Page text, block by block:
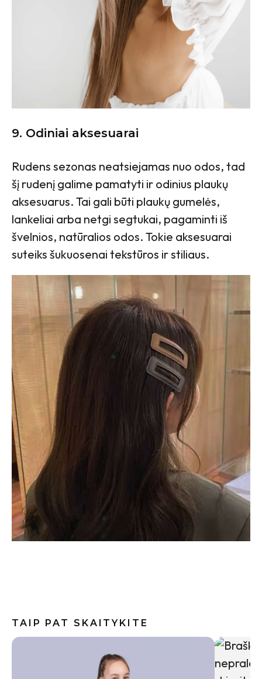
9. Odiniai aksesuarai
Rudens sezonas neatsiejamas nuo odos, tad
šį rudenį galime pamatyti ir odinius plaukų
aksesuarus. Tai gali būti plaukų gumelės,
lankeliai arba netgi segtukai, pagaminti iš
švelnios, natūralios odos. Tokie aksesuarai
suteiks šukuosenai tekstūros ir stiliaus.
TAIP PAT SKAITYKITE